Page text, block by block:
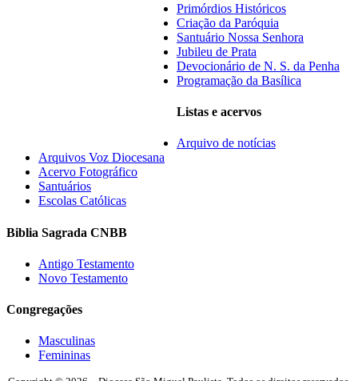
Primórdios Históricos
Criação da Paróquia
Santuário Nossa Senhora
Jubileu de Prata
Devocionário de N. S. da Penha
Programação da Basílica
Listas e acervos
Arquivo de notícias
Arquivos Voz Diocesana
Acervo Fotográfico
Santuários
Escolas Católicas
Biblia Sagrada CNBB
Antigo Testamento
Novo Testamento
Congregações
Masculinas
Femininas